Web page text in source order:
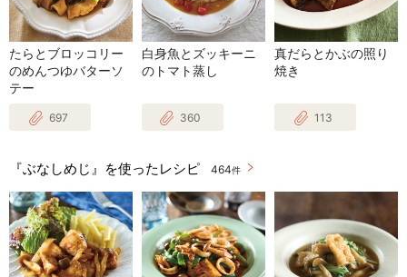
たらとブロッコリー
のめんつゆバターソ
テー
697
白身魚とズッキーニ
のトマト蒸し
360
真だらとかぶの照り
焼き
113
『ぶなしめじ』を使ったレシピ 464件